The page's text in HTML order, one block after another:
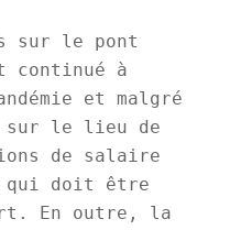
sur le pont
continué à
et malgré
sur le lieu de
de salaire
qui doit être
En outre, la